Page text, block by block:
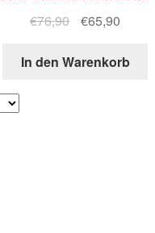
€76,90 €65,90
In den Warenkorb